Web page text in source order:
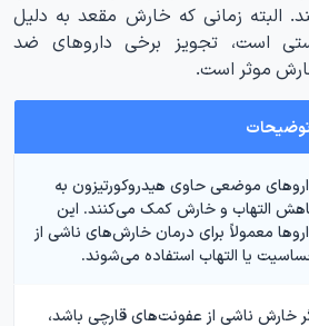
البته زمانی که خارش مقعد به دلیل
است، تجویز برخی داروهای ضد
موثر است.
موضعی حاوی هیدروکورتیزون به
التهاب و خارش کمک می‌کنند. این
معمولاً برای درمان خارش‌های ناشی از
یا التهاب استفاده می‌شوند.
خارش ناشی از عفونت‌های قارچی باشد،